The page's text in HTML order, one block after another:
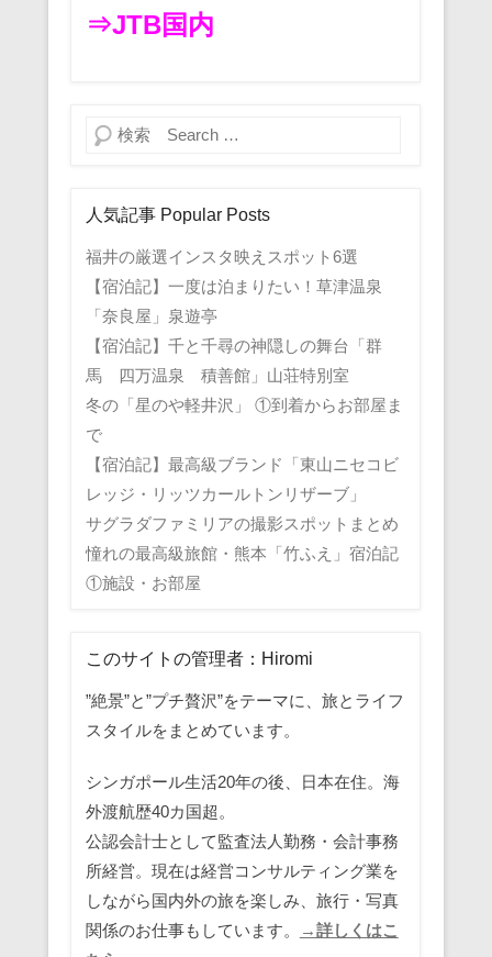
⇒JTB国内
検索
人気記事 Popular Posts
福井の厳選インスタ映えスポット6選
【宿泊記】一度は泊まりたい！草津温泉
「奈良屋」泉遊亭
【宿泊記】千と千尋の神隠しの舞台「群
馬 四万温泉 積善館」山荘特別室
冬の「星のや軽井沢」 ①到着からお部屋ま
で
【宿泊記】最高級ブランド「東山ニセコビ
レッジ・リッツカールトンリザーブ」
サグラダファミリアの撮影スポットまとめ
憧れの最高級旅館・熊本「竹ふえ」宿泊記
①施設・お部屋
このサイトの管理者：Hiromi
”絶景”と”プチ贅沢”をテーマに、旅とライフ
スタイルをまとめています。
シンガポール生活20年の後、日本在住。海
外渡航歴40カ国超。
公認会計士として監査法人勤務・会計事務
所経営。現在は経営コンサルティング業を
しながら国内外の旅を楽しみ、旅行・写真
関係のお仕事もしています。
→詳しくはこ